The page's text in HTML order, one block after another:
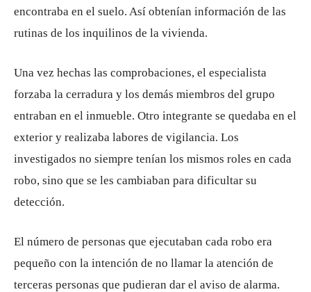
encontraba en el suelo. Así obtenían información de las
rutinas de los inquilinos de la vivienda.
Una vez hechas las comprobaciones, el especialista
forzaba la cerradura y los demás miembros del grupo
entraban en el inmueble. Otro integrante se quedaba en el
exterior y realizaba labores de vigilancia. Los
investigados no siempre tenían los mismos roles en cada
robo, sino que se les cambiaban para dificultar su
detección.
El número de personas que ejecutaban cada robo era
pequeño con la intención de no llamar la atención de
terceras personas que pudieran dar el aviso de alarma.